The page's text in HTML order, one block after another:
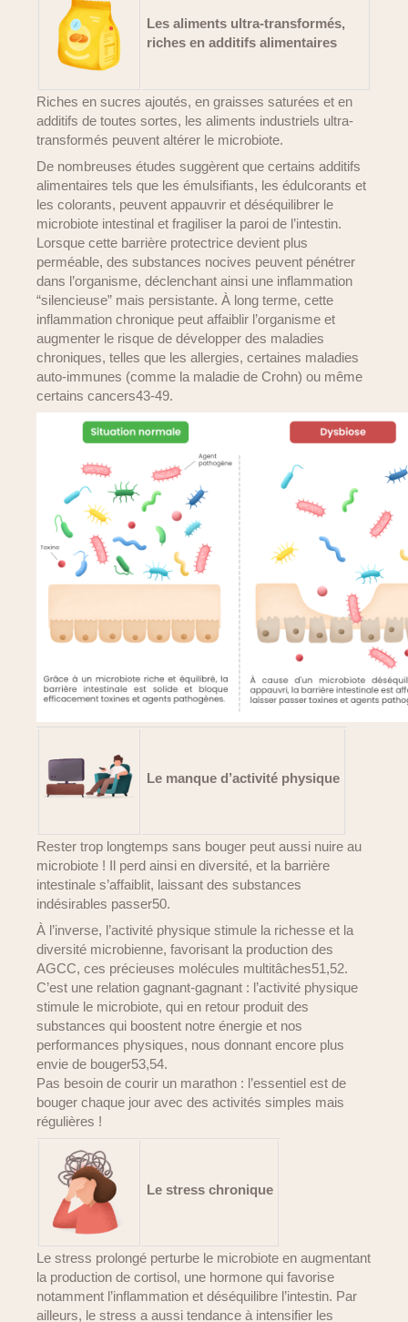
Les aliments ultra-transformés,
riches en additifs alimentaires
Riches en sucres ajoutés, en graisses saturées et en
additifs de toutes sortes, les aliments industriels ultra-
transformés peuvent altérer le microbiote.
De nombreuses études suggèrent que certains additifs
alimentaires tels que les émulsifiants, les édulcorants et
les colorants, peuvent appauvrir et déséquilibrer le
microbiote intestinal et fragiliser la paroi de l’intestin.
Lorsque cette barrière protectrice devient plus
perméable, des substances nocives peuvent pénétrer
dans l’organisme, déclenchant ainsi une inflammation
“silencieuse” mais persistante. À long terme, cette
inflammation chronique peut affaiblir l’organisme et
augmenter le risque de développer des maladies
chroniques, telles que les allergies, certaines maladies
auto-immunes (comme la maladie de Crohn) ou même
certains cancers43-49.
Le manque d’activité physique
Rester trop longtemps sans bouger peut aussi nuire au
microbiote ! Il perd ainsi en diversité, et la barrière
intestinale s’affaiblit, laissant des substances
indésirables passer50.
À l’inverse, l’activité physique stimule la richesse et la
diversité microbienne, favorisant la production des
AGCC, ces précieuses molécules multitâches51,52.
C’est une relation gagnant-gagnant : l’activité physique
stimule le microbiote, qui en retour produit des
substances qui boostent notre énergie et nos
performances physiques, nous donnant encore plus
envie de bouger53,54.
Pas besoin de courir un marathon : l’essentiel est de
bouger chaque jour avec des activités simples mais
régulières !
Le stress chronique
Le stress prolongé perturbe le microbiote en augmentant
la production de cortisol, une hormone qui favorise
notamment l’inflammation et déséquilibre l’intestin. Par
ailleurs, le stress a aussi tendance à intensifier les